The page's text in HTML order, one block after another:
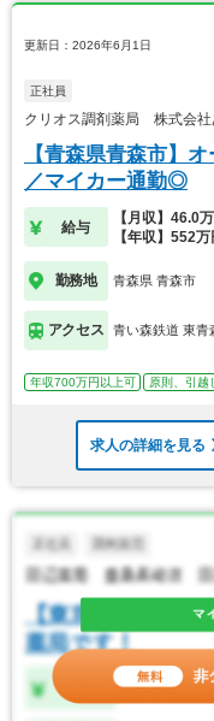
更新日：2026年6月1日
正社員
クリオス調剤薬局 株式会社
【青森県青森市】
／マイカー通勤◎
給与
【月収】46.0
【年収】552
勤務地 青森県 青森市
アクセス 青い森鉄道 東青
年収700万円以上可 原則、引越
求人の詳細を見る